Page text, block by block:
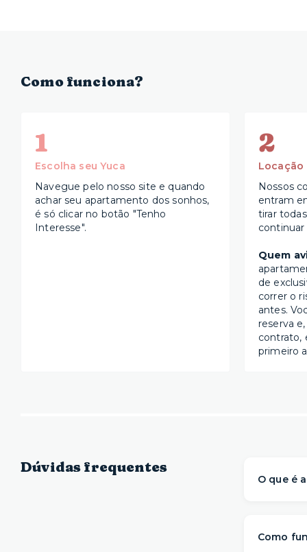
Como funciona?
1
Escolha seu Yuca
Navegue pelo nosso site e quando
achar seu apartamento dos sonhos,
é só clicar no botão "Tenho
Interesse".
2
Locação
Nossos
entram
tirar
continuar
Quem
de
correr o
antes.
reserva
contrato,
primeiro
Dúvidas frequentes
O que é
com mais
Como